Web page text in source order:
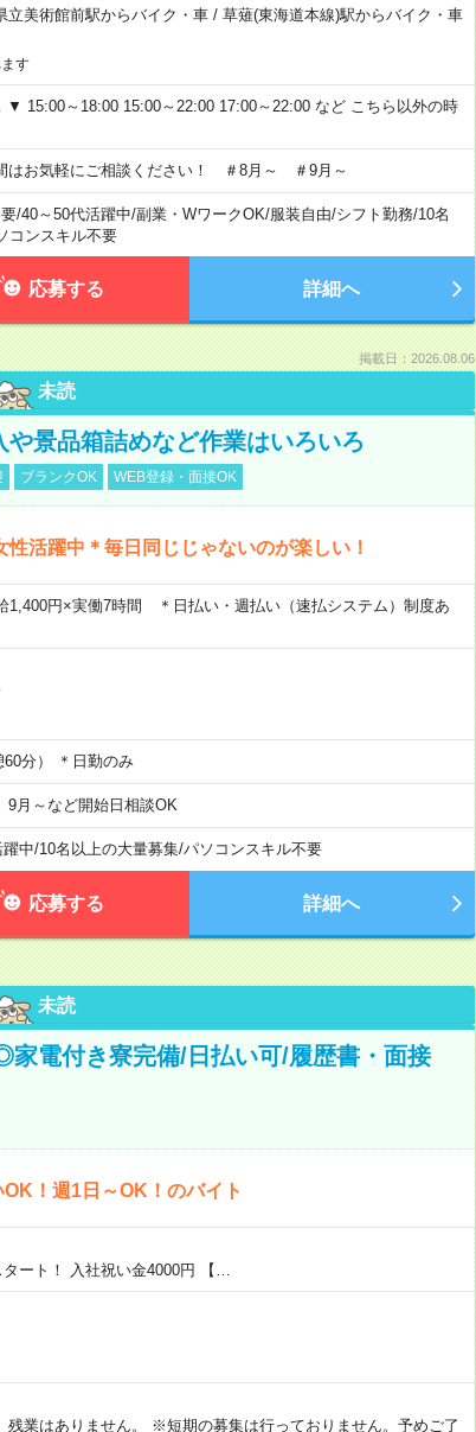
立美術館前駅からバイク・車/ 草薙(東海道本線)駅からバイク・車
す
15:00～18:00 15:00～22:00 17:00～22:00 など こちら以外の時
お気軽にご相談ください！ ＃8月～ ＃9月～
/40～50代活躍中/副業・WワークOK/服装自由/シフト勤務/10名
コンスキル不要
応募する 詳細へ
掲載日：2026.08.06
未読
や景品箱詰めなど作業はいろいろ
ブランクOK WEB登録・面接OK
活躍中＊毎日同じじゃないのが楽しい！
円×実働7時間 ＊日払い・週払い（速払システム）制度あ
分） ＊日勤のみ
～など開始日相談OK
中/10名以上の大量募集/パソコンスキル不要
応募する 詳細へ
未読
電付き寮完備/日払い可/履歴書・面接
！週1日～OK！のバイト
ート！ 入社祝い金4000円 【…
残業はありません。 ※短期の募集は行っておりません。予めご了